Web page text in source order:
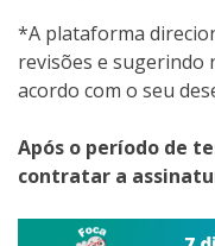
*A plataforma
revisões e sugerindo
acordo com o seu
Após o período de
contratar a